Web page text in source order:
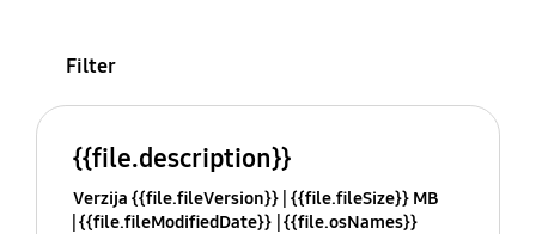
Filter
{{file.description}}
Verzija {{file.fileVersion}} {{file.fileSize}} MB
{{file.fileModifiedDate}} {{file.osNames}}